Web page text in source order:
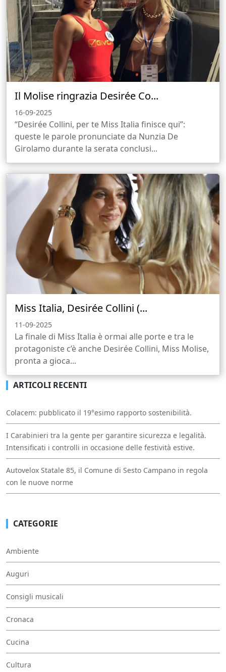
Il Molise ringrazia Desirée Co...
16-09-2025
“Desirée Collini, per te Miss Italia finisce qui”:
queste le parole pronunciate da Nunzia De
Girolamo durante la serata conclusi...
Miss Italia, Desirée Collini (...
11-09-2025
La finale di Miss Italia è ormai alle porte e tra le
protagoniste c’è anche Desirée Collini, Miss Molise,
pronta a gioca...
ARTICOLI RECENTI
Colacem: pubblicato il 19°esimo rapporto sostenibilità.
I Carabinieri tra la gente per garantire sicurezza e legalità.
Intensificati i controlli in occasione delle festività estive.
Autovelox Statale 85, il Comune di Sesto Campano in regola
con le nuove norme
CATEGORIE
Ambiente
Auguri
Consigli musicali
Cronaca
Cucina
Cultura